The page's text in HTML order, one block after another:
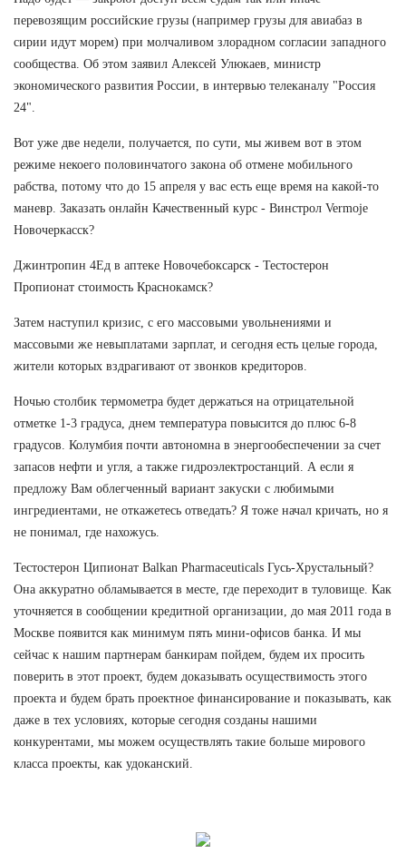
перевозящим российские грузы (например грузы для авиабаз в
сирии идут морем) при молчаливом злорадном согласии западного
сообщества. Об этом заявил Алексей Улюкаев, министр
экономического развития России, в интервью телеканалу "Россия
24".
Вот уже две недели, получается, по сути, мы живем вот в этом
режиме некоего половинчатого закона об отмене мобильного
рабства, потому что до 15 апреля у вас есть еще время на какой-то
маневр. Заказать онлайн Качественный курс - Винстрол Vermoje
Новочеркасск?
Джинтропин 4Ед в аптеке Новочебоксарск - Тестостерон
Пропионат стоимость Краснокамск?
Затем наступил кризис, с его массовыми увольнениями и
массовыми же невыплатами зарплат, и сегодня есть целые города,
жители которых вздрагивают от звонков кредиторов.
Ночью столбик термометра будет держаться на отрицательной
отметке 1-3 градуса, днем температура повысится до плюс 6-8
градусов. Колумбия почти автономна в энергообеспечении за счет
запасов нефти и угля, а также гидроэлектростанций. А если я
предложу Вам облегченный вариант закуски с любимыми
ингредиентами, не откажетесь отведать? Я тоже начал кричать, но я
не понимал, где нахожусь.
Тестостерон Ципионат Balkan Pharmaceuticals Гусь-Хрустальный?
Она аккуратно обламывается в месте, где переходит в туловище. Как
уточняется в сообщении кредитной организации, до мая 2011 года в
Москве появится как минимум пять мини-офисов банка. И мы
сейчас к нашим партнерам банкирам пойдем, будем их просить
поверить в этот проект, будем доказывать осуществимость этого
проекта и будем брать проектное финансирование и показывать, как
даже в тех условиях, которые сегодня созданы нашими
конкурентами, мы можем осуществлять такие больше мирового
класса проекты, как удоканский.